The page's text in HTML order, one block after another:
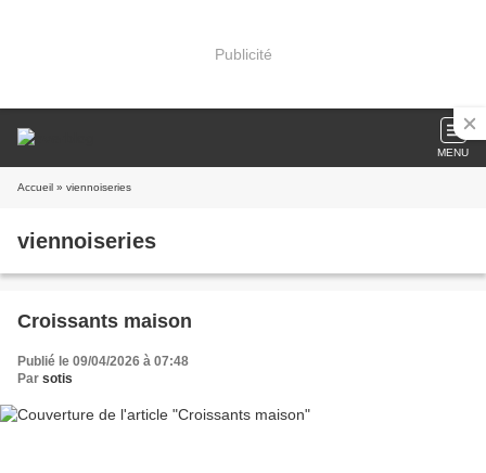
Publicité
MENU
Accueil » viennoiseries
viennoiseries
Croissants maison
Publié le 09/04/2026 à 07:48
Par sotis